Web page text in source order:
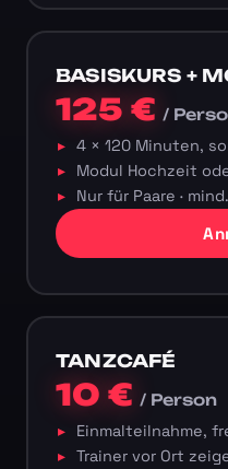
BASISKURS +
125 €/
4 × 120 Minuten,
Modul Hochzeit
Nur für Paare ·
TANZCAFÉ
10 €/ Person
Einmalteilnahme,
Trainer vor Ort